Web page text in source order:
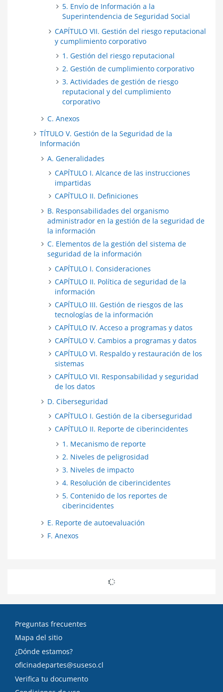
5. Envío de Información a la
Superintendencia de Seguridad Social
CAPÍTULO VII. Gestión del riesgo reputacional
y cumplimiento corporativo
1. Gestión del riesgo reputacional
2. Gestión de cumplimiento corporativo
3. Actividades de gestión de riesgo
reputacional y del cumplimiento
corporativo
C. Anexos
TÍTULO V. Gestión de la Seguridad de la
Información
A. Generalidades
CAPÍTULO I. Alcance de las instrucciones
impartidas
CAPÍTULO II. Definiciones
B. Responsabilidades del organismo
administrador en la gestión de la seguridad de
la información
C. Elementos de la gestión del sistema de
seguridad de la información
CAPÍTULO I. Consideraciones
CAPÍTULO II. Política de seguridad de la
información
CAPÍTULO III. Gestión de riesgos de las
tecnologías de la información
CAPÍTULO IV. Acceso a programas y datos
CAPÍTULO V. Cambios a programas y datos
CAPÍTULO VI. Respaldo y restauración de los
sistemas
CAPÍTULO VII. Responsabilidad y seguridad
de los datos
D. Ciberseguridad
CAPÍTULO I. Gestión de la ciberseguridad
CAPÍTULO II. Reporte de ciberincidentes
1. Mecanismo de reporte
2. Niveles de peligrosidad
3. Niveles de impacto
4. Resolución de ciberincidentes
5. Contenido de los reportes de
ciberincidentes
E. Reporte de autoevaluación
F. Anexos
Preguntas frecuentes
Mapa del sitio
¿Dónde estamos?
oficinadepartes@suseso.cl
Verifica tu documento